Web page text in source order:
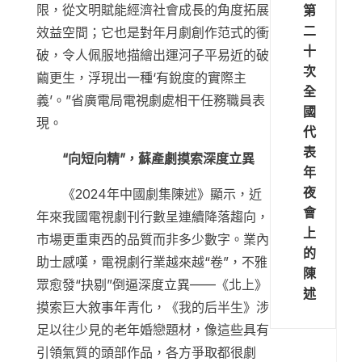
限，從文明賦能經濟社會成長的角度拓展
效益空間；它也是對年月劇創作范式的衝
破，令人佩服地描繪出運河子平易近的破
繭更生，浮現出一種‘有銳度的實際主
義’。”省廣電局電視劇處相干任務職員表
現。
“向短向精”，蘇產劇摸索深度立異
《2024年中國劇集陳述》顯示，近
年來我國電視劇刊行數呈連續降落趨向，
市場更重東西的品質而非多少數字。業內
助士感嘆，電視劇行業越來越“卷”，不雅
眾愈發“抉剔”倒逼深度立異——《北上》
摸索巨大敘事年青化，《我的后半生》涉
足以往少見的老年婚戀題材，像這些具有
引領氣質的頭部作品，各方爭取都很劇
第
二
十
次
全
國
代
表
年
夜
會
上
的
陳
述